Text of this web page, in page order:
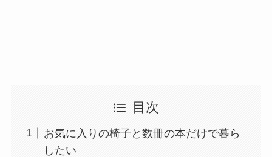
目次
お気に入りの椅子と数冊の本だけで暮ら
したい